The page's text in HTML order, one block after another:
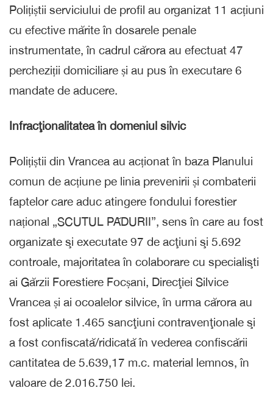
Polițiștii serviciului de profil au organizat 11 acțiuni
cu efective mărite în dosarele penale
instrumentate, în cadrul cărora au efectuat 47
percheziții domiciliare și au pus în executare 6
mandate de aducere.
Infracţionalitatea în domeniul silvic
Polițiștii din Vrancea au acționat în baza Planului
comun de acțiune pe linia prevenirii și combaterii
faptelor care aduc atingere fondului forestier
național „SCUTUL PĂDURII”, sens în care au fost
organizate şi executate 97 de acţiuni şi 5.692
controale, majoritatea în colaborare cu specialişti
ai Gărzii Forestiere Focșani, Direcţiei Silvice
Vrancea și ai ocoalelor silvice, în urma cărora au
fost aplicate 1.465 sancţiuni contravenţionale şi
a fost confiscată/ridicată în vederea confiscării
cantitatea de 5.639,17 m.c. material lemnos, în
valoare de 2.016.750 lei.